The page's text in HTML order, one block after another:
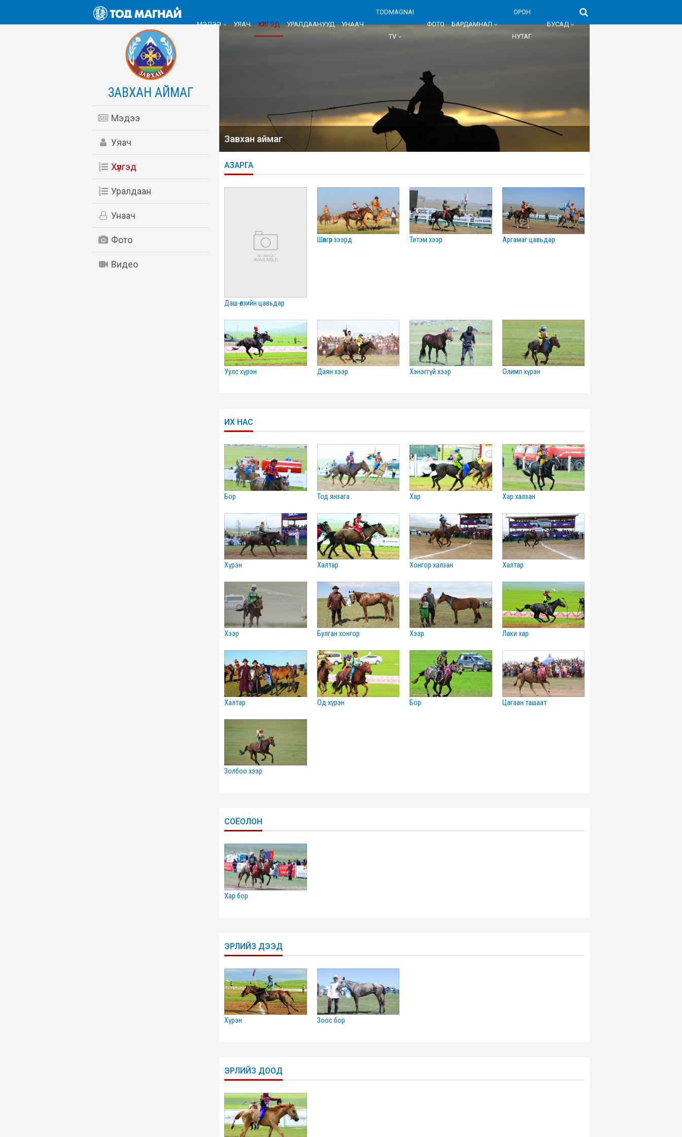
МЭДЭЭ УЯАЧ ХҮЛГЭД УРАЛДААНУУД УНААЧ
TODMAGNAI
TV
ФОТО БАРДАМНАЛ
ОРОН
НУТАГ
БУСАД
ЗАВХАН АЙМАГ
Мэдээ
Уяач
Хүлгэд
Уралдаан
Унаач
Фото
Видео
Завхан аймаг
АЗАРГА
даш-өлзийн цавьдар
шөвгөр зээрд титэм хээр аргамаг цавьдар
уулс хүрэн даян хээр хэнэггүй хээр олимп хүрэн
ИХ НАС
бор тод янзага хар хар халзан
хүрэн халтар хонгор халзан халтар
хээр булган хонгор хээр лаки хар
халтар од хүрэн бор цагаан ташаат
золбоо хээр
СОЁОЛОН
хар бор
ЭРЛИЙЗ ДЭЭД
хүрэн зоос бор
ЭРЛИЙЗ ДООД